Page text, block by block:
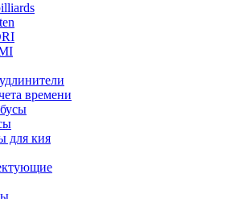
времени
для кия